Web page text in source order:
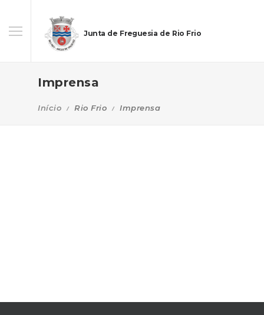
Junta de Freguesia de Rio Frio
Imprensa
Início Rio Frio Imprensa